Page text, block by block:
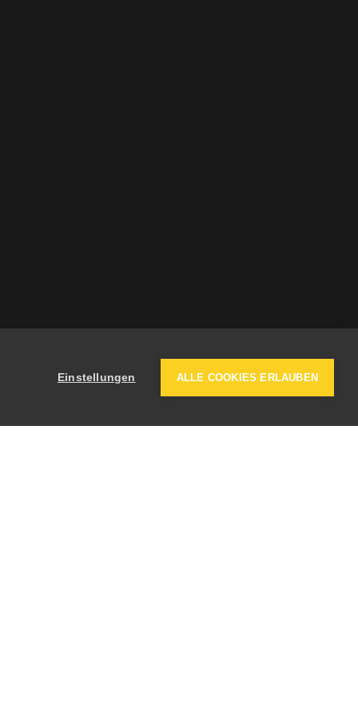
Einstellungen ALLE COOKIES ERLAUBEN